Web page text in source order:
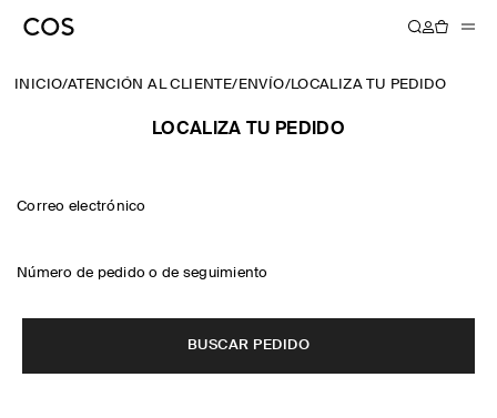
INICIO/ATENCIÓN AL CLIENTE/ ENVÍO/LOCALIZA TU PEDIDO
LOCALIZA TU PEDIDO
Correo electrónico
Número de pedido o de seguimiento
BUSCAR PEDIDO